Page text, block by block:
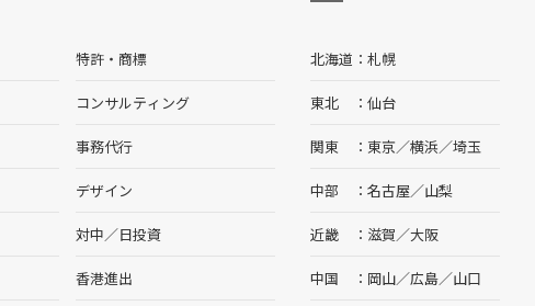
特許・商標
コンサルティング
事務代行
デザイン
対中／日投資
香港進出
北海道 札幌
東北 仙台
関東 東京／横浜／埼玉
中部 名古屋／山梨
近畿 滋賀／大阪
中国 岡山／広島／山口